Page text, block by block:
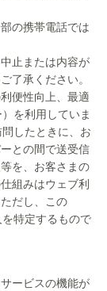
の携帯電話では
止または内容が
了承ください。
便性向上、最適
を利用していま
したときに、お
との間で送受信
を、お客さまの
組みはウェブ利
だし、この
特定するもので
ービスの機能が